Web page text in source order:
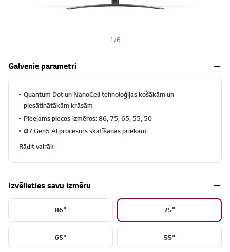
1 /6
Galvenie parametri
Quantum Dot un NanoCell tehnoloģijas košākām un
piesātinātākām krāsām
Pieejams piecos izmēros: 86, 75, 65, 55, 50
α7 Gen5 AI procesors skatīšanās priekam
Rādīt vairāk
Izvēlieties savu izmēru
86" 75"
65" 55"